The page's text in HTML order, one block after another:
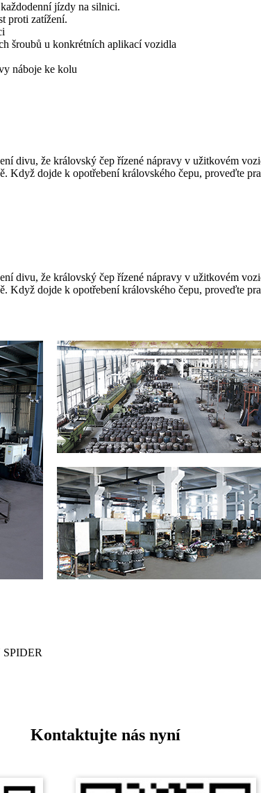
jízdy na silnici.
proti zatížení.
šroubů u konkrétních aplikací vozidla
náboje ke kolu
divu, že královský čep řízené nápravy v užitkovém
dojde k opotřebení královského čepu, proveďte
divu, že královský čep řízené nápravy v užitkovém
dojde k opotřebení královského čepu, proveďte
Kontaktujte nás nyní